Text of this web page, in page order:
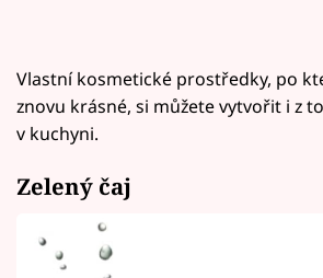
Vlastní kosmetické prostředky, po
znovu krásné, si můžete vytvořit i z
v kuchyni.
Zelený čaj